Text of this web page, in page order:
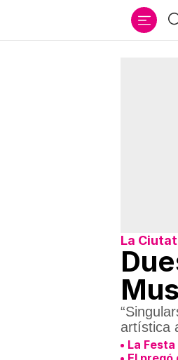
La
artística
La